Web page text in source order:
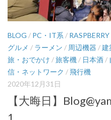
BLOG / PC・IT系 / RASPBERRY
グルメ / ラーメン / 周辺機器 /建
旅・おでかけ /旅客機 / 日本酒 /
信・ネットワーク /飛行機
2020年12月31日
【大晦日】